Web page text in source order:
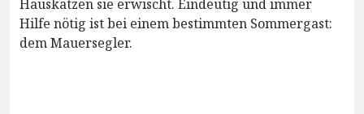
Hauskatzen sie erwischt. Eindeutig und immer
Hilfe nötig ist bei einem bestimmten Sommergast:
dem Mauersegler.